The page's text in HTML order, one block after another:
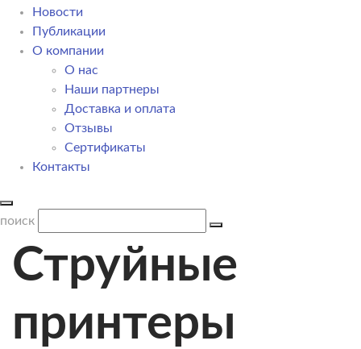
Новости
Публикации
О компании
О нас
Наши партнеры
Доставка и оплата
Отзывы
Сертификаты
Контакты
поиск
Струйные
принтеры